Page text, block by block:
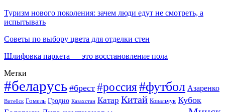
Туризм нового поколения: зачем люди едут не смотреть, а
испытывать
Советы по выбору цвета для отделки стен
Шлифовка паркета — это восстановление пола
Метки
#беларусь #брест #россия#футбол Азаренко
Витебск Гомель Гродно Казахстан Катар Китай Ковальчук Кубок